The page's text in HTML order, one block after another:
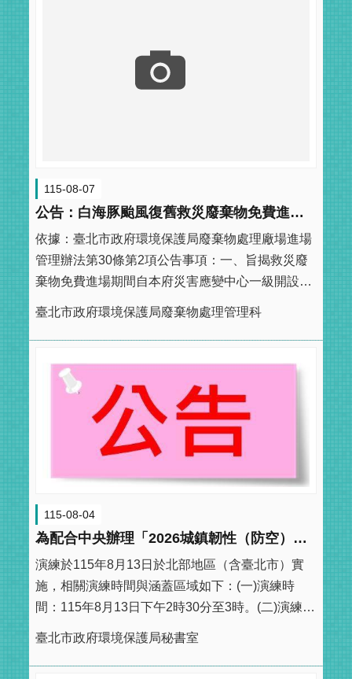
115-08-07
公告：白海豚颱風復舊救災廢棄物免費進入本局廢棄物處理廠（場）期間
依據：臺北市政府環境保護局廢棄物處理廠場進場
管理辦法第30條第2項公告事項：一、旨揭救災廢
棄物免費進場期間自本府災害應變中心一級開設起
至115年8月14日24時止。本期間以外需免費進場
物免費進場應填具一式三聯之進場管制聯單，經主
辦機關首長或其授權人簽章後， ...更多
臺北市政府環境保護局廢棄物處理管理科
115-08-04
為配合中央辦理「2026城鎮韌性（防空）演習—行動網路降速演練」
演練於115年8月13日於北部地區（含臺北市）實
施，相關演練時間與涵蓋區域如下：(一)演練時
間：115年8月13日下午2時30分至3時。(二)演練區
域：臺北市、新北市、桃園市、基隆市、新竹縣、
臺北市政府環境保護局秘書室